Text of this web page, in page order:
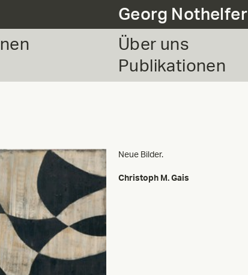
Georg Nothelfer
Über uns
Publikationen
Neue Bilder.
Christoph M. Gais